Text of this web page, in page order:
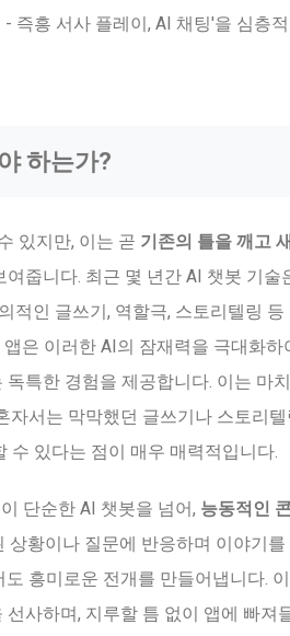
즉흥 서사 플레이, AI 채팅'을 심층
하는가?
있지만, 이는 곧 기존의 틀을 깨고
줍니다. 최근 몇 년간 AI 챗봇 기술
적인 글쓰기, 역할극, 스토리텔링 등
은 이러한 AI의 잠재력을 극대화하
특한 경험을 제공합니다. 이는 마치
자서는 막막했던 글쓰기나 스토리
수 있다는 점이 매우 매력적입니다.
단순한 AI 챗봇을 넘어, 능동적인
황이나 질문에 반응하며 이야기를
흥미로운 전개를 만들어냅니다.
선사하며, 지루할 틈 없이 앱에 빠져